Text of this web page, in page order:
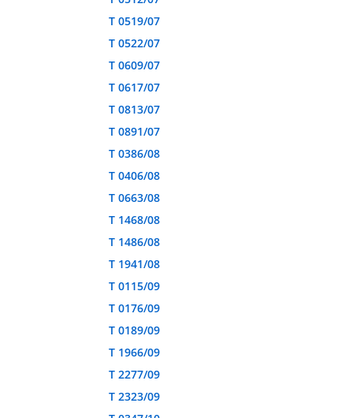
T 0519/07
T 0522/07
T 0609/07
T 0617/07
T 0813/07
T 0891/07
T 0386/08
T 0406/08
T 0663/08
T 1468/08
T 1486/08
T 1941/08
T 0115/09
T 0176/09
T 0189/09
T 1966/09
T 2277/09
T 2323/09